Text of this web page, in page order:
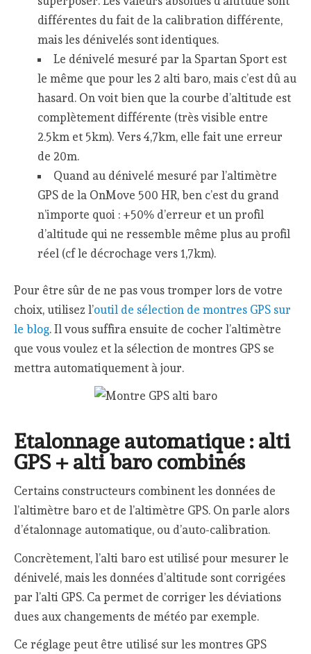
différentes du fait de la calibration différente,
mais les dénivelés sont identiques.
Le dénivelé mesuré par la Spartan Sport est
le même que pour les 2 alti baro, mais c’est dû au
hasard. On voit bien que la courbe d’altitude est
complètement différente (très visible entre
2.5km et 5km). Vers 4,7km, elle fait une erreur
de 20m.
Quand au dénivelé mesuré par l’altimètre
GPS de la OnMove 500 HR, ben c’est du grand
n’importe quoi : +50% d’erreur et un profil
d’altitude qui ne ressemble même plus au profil
réel (cf le décrochage vers 1,7km).
Pour être sûr de ne pas vous tromper lors de votre
choix, utilisez l’outil de sélection de montres GPS sur
le blog. Il vous suffira ensuite de cocher l’altimètre
que vous voulez et la sélection de montres GPS se
mettra automatiquement à jour.
Etalonnage automatique : alti
GPS + alti baro combinés
Certains constructeurs combinent les données de
l’altimètre baro et de l’altimètre GPS. On parle alors
d’étalonnage automatique, ou d’auto-calibration.
Concrètement, l’alti baro est utilisé pour mesurer le
dénivelé, mais les données d’altitude sont corrigées
par l’alti GPS. Ca permet de corriger les déviations
dues aux changements de météo par exemple.
Ce réglage peut être utilisé sur les montres GPS